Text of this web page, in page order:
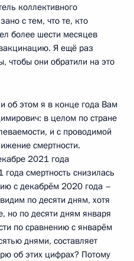
коллективного
с тем, что те, кто
более шести месяцев
Я ещё раз
чтобы они обратили на это
об этом я в конце года Вам
в целом по стране
и с проводимой
смертности.
2021 года
смертность снизилась
с декабрём 2020 года –
по десяти дням, хотя
но по десяти дням января
по сравнению с январём
днями, составляет
об этих цифрах? Потому